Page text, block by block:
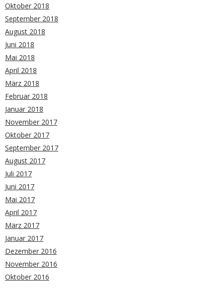
Oktober 2018
September 2018
August 2018
Juni 2018
Mai 2018
April 2018
März 2018
Februar 2018
Januar 2018
November 2017
Oktober 2017
September 2017
August 2017
Juli 2017
Juni 2017
Mai 2017
April 2017
März 2017
Januar 2017
Dezember 2016
November 2016
Oktober 2016